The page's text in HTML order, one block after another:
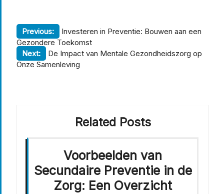
Berichtnavigatie
Previous:
Investeren in Preventie: Bouwen aan een
Gezondere Toekomst
Next:
De Impact van Mentale Gezondheidszorg op
Onze Samenleving
Related Posts
Voorbeelden van
Secundaire Preventie in de
Zorg: Een Overzicht